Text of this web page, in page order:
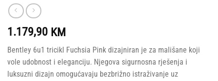
1.179,90 KM
Bentley 6u1 tricikl Fuchsia Pink dizajniran je za mališane koji
vole udobnost i eleganciju. Njegova sigurnosna rješenja i
luksuzni dizajn omogućavaju bezbrižno istraživanje uz